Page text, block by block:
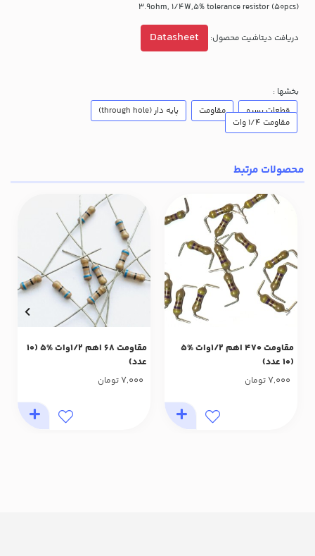
(3.9ohm, 1/4W,5% tolerance resistor (50pcs
دریافت دیتاشیت محصول: Datasheet
بخشها :
قطعات پسیو
مقاومت
پایه دار (through hole)
مقاومت 1/4 وات
محصولات مرتبط
مقاومت 470 اهم 1/2وات %5
(10 عدد)
7,000تومان
مقاومت 68 اهم 1/2وات %5 (10
عدد)
7,000تومان